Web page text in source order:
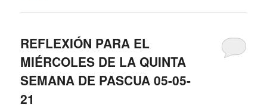
REFLEXIÓN PARA EL
MIÉRCOLES DE LA QUINTA
SEMANA DE PASCUA 05-05-
21